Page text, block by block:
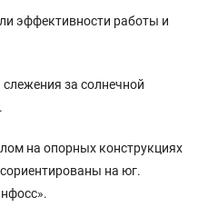
эффективности работы и
за солнечной
на опорных конструкциях
на юг.